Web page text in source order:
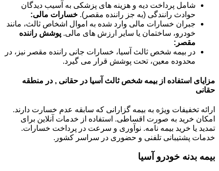
شامل پرداخت دیه و هزینه های پزشکی به آسیب دیدگان
حوادث رانندگی (به جز راننده مقصر). خسارات مالی:
جبران خسارات مالی وارد شده به اموال اشخاص ثالث، مانند
خودرو، ساختمان یا سایر ارزش های مالی. پوشش راننده
مقصر:
در بیمه شخص ثالث آسیا، خسارات جانی راننده مقصر نیز، در
محدوده معین، تحت پوشش قرار می گیرد.
مزایای استفاده از بیمه شخص ثالث آسیا در حقانی , در منطقه
حقانی
ارائه تخفیفات ویژه به بیمه گزارانی که سابقه عدم خسارت دارند.
امکان خرید به صورت اقساطی. استفاده از خدمات آنلاین برای
تمدید یا خرید بیمه نامه. نوآوری و سرعت در پرداخت خسارات.
خدمات پشتیبانی تلفنی و حضوری در سراسر کشور.
بیمه بدنه خودرو آسیا